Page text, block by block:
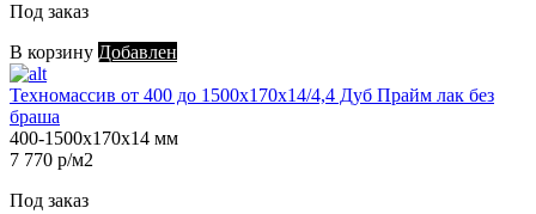
Под заказ
В корзину Добавлен
Техномассив от 400 до 1500х170х14/4,4 Дуб Прайм лак без
браша
400-1500х170х14 мм
7 770 р/м2
Под заказ